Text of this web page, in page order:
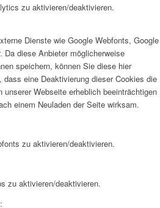
zu aktivieren/deaktivieren.
Dienste wie Google Webfonts, Google
Da diese Anbieter möglicherweise
speichern, können Sie diese hier
eine Deaktivierung dieser Cookies die
Webseite erheblich beeinträchtigen
einem Neuladen der Seite wirksam.
zu aktivieren/deaktivieren.
zu aktivieren/deaktivieren.